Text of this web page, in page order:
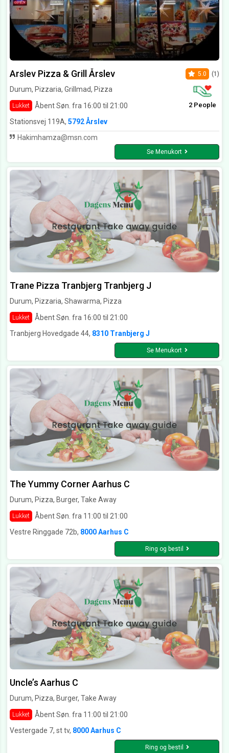
Arslev Pizza & Grill Årslev
Durum, Pizzaria, Grillmad, Pizza
Lukket Åbent Søn. fra 16:00 til 21:00
5.0 (1)
2 People
Stationsvej 119A, 5792 Årslev
Hakimhamza@msn.com
Se Menukort
Trane Pizza Tranbjerg Tranbjerg J
Durum, Pizzaria, Shawarma, Pizza
Lukket
Åbent Søn. fra 16:00 til 21:00
Tranbjerg Hovedgade 44, 8310 Tranbjerg J
Se Menukort
The Yummy Corner Aarhus C
Durum, Pizza, Burger, Take Away
Lukket
Åbent Søn. fra 11:00 til 21:00
Vestre Ringgade 72b, 8000 Aarhus C
Ring og bestil
Uncle’s Aarhus C
Durum, Pizza, Burger, Take Away
Lukket
Åbent Søn. fra 11:00 til 21:00
Vestergade 7, st tv, 8000 Aarhus C
Ring og bestil